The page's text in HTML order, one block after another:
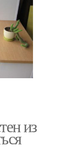
из